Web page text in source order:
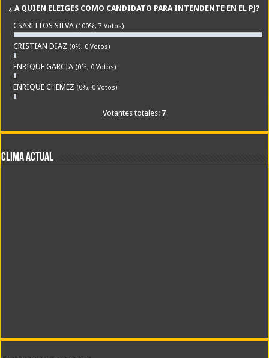
¿ A QUIEN ELEIGES COMO CANDIDATO PARA INTENDENTE EN EL PJ?
CSARLITOS SILVA (100%, 7 Votos)
CRISTIAN DIAZ (0%, 0 Votos)
ENRIQUE GARCIA (0%, 0 Votos)
ENRIQUE CHEMEZ (0%, 0 Votos)
Votantes totales: 7
CLIMA ACTUAL